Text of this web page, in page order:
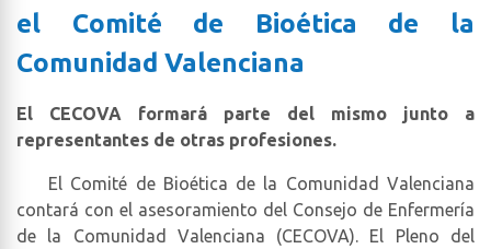
el Comité de Bioética de la
Comunidad Valenciana
El CECOVA formará parte del mismo junto a
representantes de otras profesiones.
El Comité de Bioética de la Comunidad Valenciana
contará con el asesoramiento del Consejo de Enfermería
de la Comunidad Valenciana (CECOVA). El Pleno del